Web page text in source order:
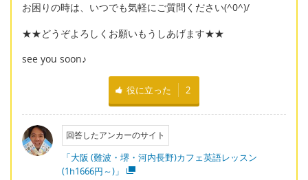
お困りの時は、いつでも気軽にご質問ください(^0^)/
★★どうぞよろしくお願いもうしあげます★★
see you soon♪
役に立った 2
回答したアンカーのサイト
「大阪 (難波・堺・河内長野)カフェ英語レッスン
(1h1666円～)」